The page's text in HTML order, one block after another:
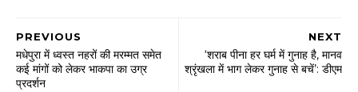
NEXT
‘शराब पीना हर घर्म में गुनाह है, मानव
श्रृंखला में भाग लेकर गुनाह से बचें’: डीएम
PREVIOUS
मधेपुरा में ध्वस्त नहरों की मरम्मत समेत
कई मांगों को लेकर भाकपा का उग्र
प्रदर्शन